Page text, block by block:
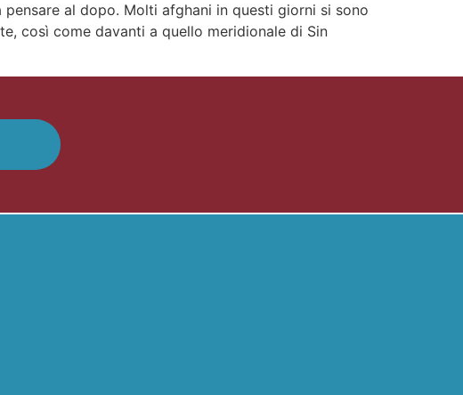
al dopo. Molti afghani in questi giorni si sono
così come davanti a quello meridionale di Sin